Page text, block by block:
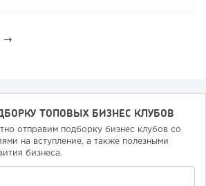
→
ТОПОВЫХ БИЗНЕС КЛУБОВ
отправим подборку бизнес клубов со
на вступление, а также полезными
бизнеса.